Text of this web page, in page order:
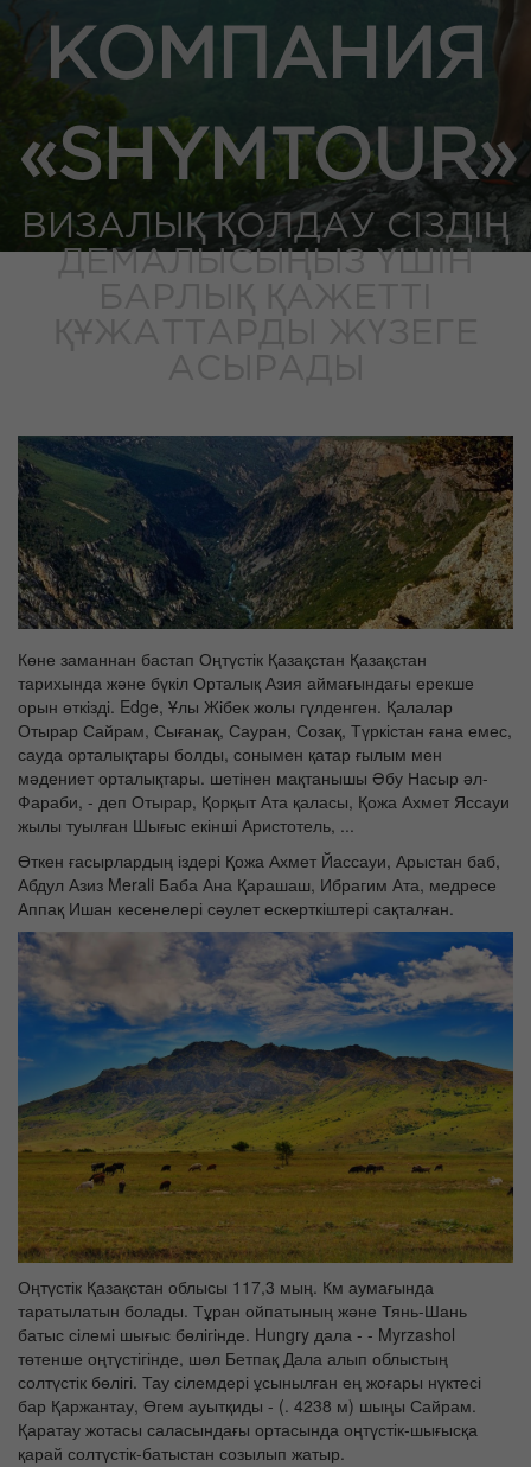
КОМПАНИЯ
«SHYMTOUR»
ВИЗАЛЫҚ ҚОЛДАУ СІЗДІҢ
Көне заманнан бастап Оңтүстік Қазақстан Қазақстан
тарихында және бүкіл Орталық Азия аймағындағы ерекше
орын өткізді. Edge, Ұлы Жібек жолы гүлденген. Қалалар
Отырар Сайрам, Сығанақ, Сауран, Созақ, Түркістан ғана емес,
сауда орталықтары болды, сонымен қатар ғылым мен
мәдениет орталықтары. шетінен мақтанышы Әбу Насыр әл-
Фараби, - деп Отырар, Қорқыт Ата қаласы, Қожа Ахмет Яссауи
жылы туылған Шығыс екінші Аристотель, ...
Өткен ғасырлардың іздері Қожа Ахмет Йассауи, Арыстан баб,
Абдул Азиз Merali Баба Ана Қарашаш, Ибрагим Ата, медресе
Аппақ Ишан кесенелері сәулет ескерткіштері сақталған.
Оңтүстік Қазақстан облысы 117,3 мың. Км аумағында
таратылатын болады. Тұран ойпатының және Тянь-Шань
батыс сілемі шығыс бөлігінде. Hungry дала - - Myrzashol
төтенше оңтүстігінде, шөл Бетпақ Дала алып облыстың
солтүстік бөлігі. Тау сілемдері ұсынылған ең жоғары нүктесі
бар Қаржантау, Өгем ауытқиды - (. 4238 м) шыңы Сайрам.
Қаратау жотасы саласындағы ортасында оңтүстік-шығысқа
қарай солтүстік-батыстан созылып жатыр.